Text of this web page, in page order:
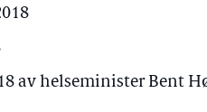
av helseminister Bent